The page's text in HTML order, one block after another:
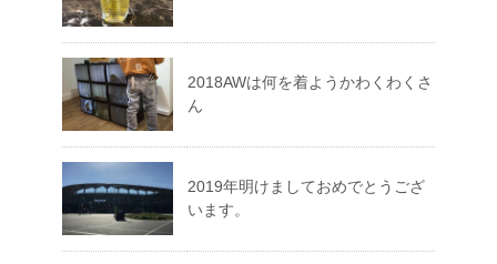
2018AWは何を着ようかわくわくさ
ん
2019年明けましておめでとうござ
います。